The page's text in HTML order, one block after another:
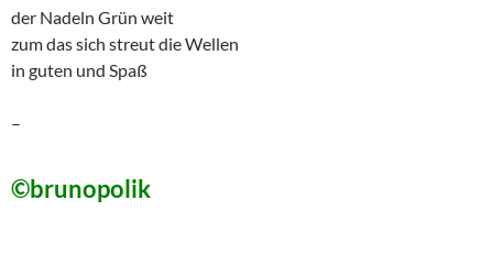
der Nadeln Grün weit
zum das sich streut die Wellen
in guten und Spaß
–
©brunopolik